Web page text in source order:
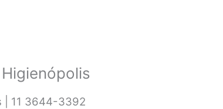
| 11 3644-3392